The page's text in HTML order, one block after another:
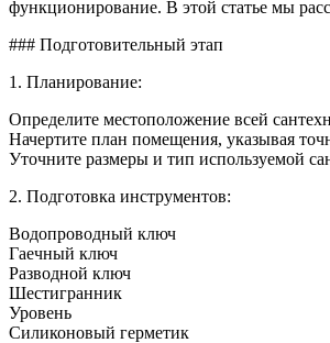
функционирование. В этой статье мы
### Подготовительный этап
1. Планирование:
Определите местоположение всей
Начертите план помещения, указывая
Уточните размеры и тип используемой
2. Подготовка инструментов:
Водопроводный ключ
Гаечный ключ
Разводной ключ
Шестигранник
Уровень
Силиконовый герметик